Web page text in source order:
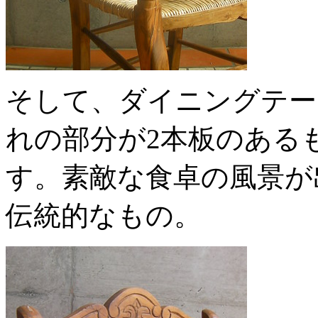
そして、ダイニングテ
れの部分が2本板のある
す。素敵な食卓の風景
伝統的なもの。